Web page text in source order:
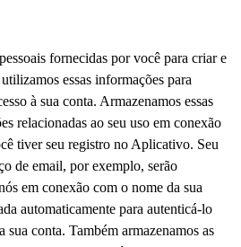
fornecidas por você para criar e
essas informações para
à sua conta. Armazenamos essas
relacionadas ao seu uso em conexão
tiver seu registro no Aplicativo. Seu
de email, por exemplo, serão
em conexão com o nome da sua
automaticamente para autenticá-lo
conta. Também armazenamos as